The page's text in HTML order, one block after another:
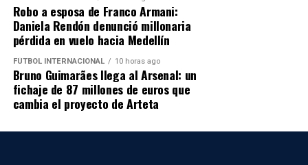
Estadio:Nemesio Camacho El Campín, Bogotá
📲
https://whatsapp.com/channel/
📱Descarga nuestra app:
iOS: https://apps.apple.com/us/app/radio-colombia-
internacional/id6791222100
DT:José Luis García.
Deportivo Pereira:Yimy Gómez; Wálmer Pacheco,
Sebastián Urrea, Ríchard Rentería, Tobías Bovone;
Nicolás Rengifo, Jorge Bermúdez, Sebastián Acosta;
Jordy Monroy, Manuel Díaz y Jhon Largacha.
Robo a esposa de Franco Armani:
Daniela Rendón denunció millonaria
pérdida en vuelo hacia Medellín
FÚTBOL INTERNACIONAL 10 horas ago
Bruno Guimarães llega al Arsenal: un
fichaje de 87 millones de euros que
cambia el proyecto de Arteta